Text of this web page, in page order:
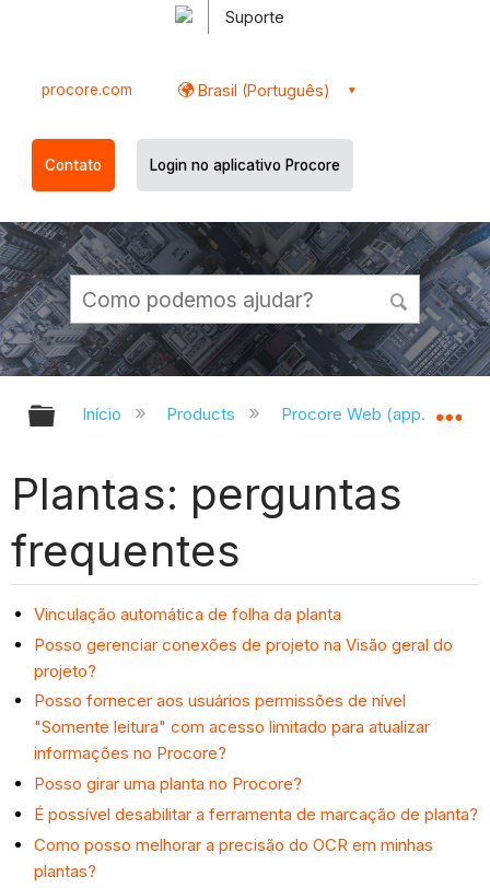
Suporte
procore.com Brasil (Português)
Contato Login no aplicativo Procore
Expandir/recolher hierarquia
Início Products Procore Web
Plantas: perguntas
frequentes
Vinculação automática de folha da planta
Posso gerenciar conexões de projeto na Visão geral do
projeto?
Posso fornecer aos usuários permissões de nível
"Somente leitura" com acesso limitado para atualizar
informações no Procore?
Posso girar uma planta no Procore?
É possível desabilitar a ferramenta de marcação de planta?
Como posso melhorar a precisão do OCR em minhas
plantas?